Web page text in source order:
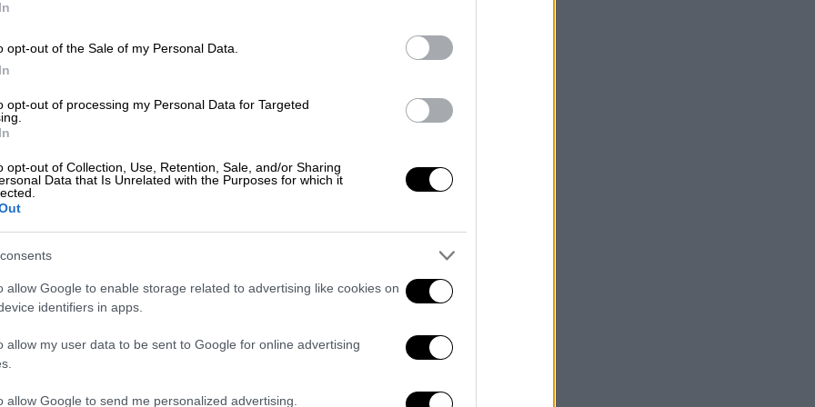
opt-out of the Sale of my Personal Data.
opt-out of processing my Personal Data for Targeted
opt-out of Collection, Use, Retention, Sale, and/or Sharing
Data that Is Unrelated with the Purposes for which it
allow Google to enable storage related to advertising like cookies on
identifiers in apps.
allow my user data to be sent to Google for online advertising
allow Google to send me personalized advertising.
Tell Me"!
την τελευταία δεκαετία. Εύχομαι σε
του «All I want for
των Χριστουγέννων